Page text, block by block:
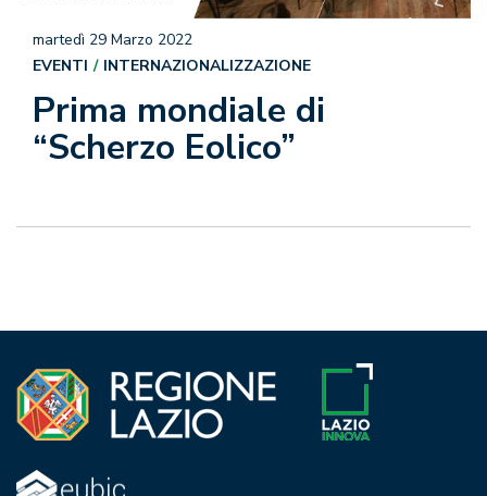
Prima mondiale di
“Scherzo Eolico”
martedì 29 Marzo 2022
EVENTI
INTERNAZIONALIZZAZIONE